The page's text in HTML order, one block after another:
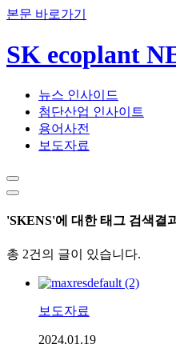
본문 바로가기
SK ecoplant
뉴스 인사이드
첨단산업 인사이트
용어사전
보도자료
'SKENS'에 대한 태그 검색결
총 2건의 글이 있습니다.
보도자료
2024.01.19